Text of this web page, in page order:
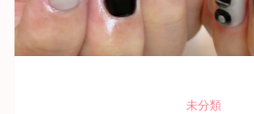
未分類